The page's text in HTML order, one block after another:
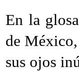
En la
de
sus ojos